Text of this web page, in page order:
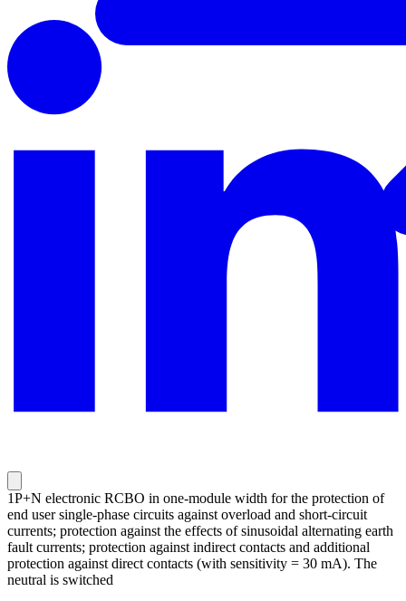
1P+N electronic RCBO in one-module width for the protection of
end user single-phase circuits against overload and short-circuit
currents; protection against the effects of sinusoidal alternating earth
fault currents; protection against indirect contacts and additional
protection against direct contacts (with sensitivity = 30 mA). The
neutral is switched